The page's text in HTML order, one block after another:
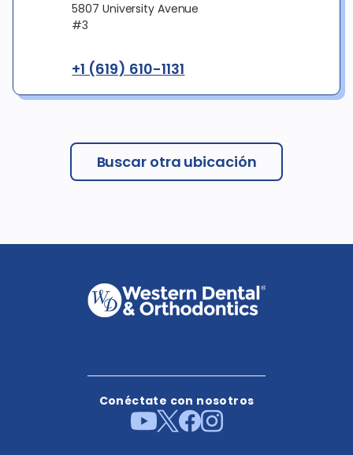
5807 University Avenue
#3
+1 (619) 610-1131
Buscar otra ubicación
Conéctate con nosotros